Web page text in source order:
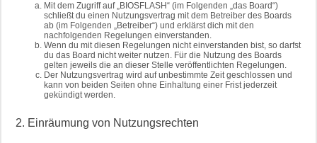
Mit dem Zugriff auf „BIOSFLASH“ (im Folgenden „das Board“)
schließt du einen Nutzungsvertrag mit dem Betreiber des Boards
ab (im Folgenden „Betreiber“) und erklärst dich mit den
nachfolgenden Regelungen einverstanden.
Wenn du mit diesen Regelungen nicht einverstanden bist, so darfst
du das Board nicht weiter nutzen. Für die Nutzung des Boards
gelten jeweils die an dieser Stelle veröffentlichten Regelungen.
Der Nutzungsvertrag wird auf unbestimmte Zeit geschlossen und
kann von beiden Seiten ohne Einhaltung einer Frist jederzeit
gekündigt werden.
2. Einräumung von Nutzungsrechten